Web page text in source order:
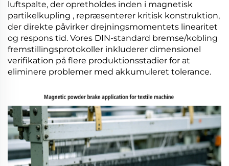
luftspalte, der opretholdes inden i magnetisk
partikelkupling , repræsenterer kritisk konstruktion,
der direkte påvirker drejningsmomentets linearitet
og respons tid. Vores DIN-standard bremse/kobling
fremstillingsprotokoller inkluderer dimensionel
verifikation på flere produktionsstadier for at
eliminere problemer med akkumuleret tolerance.